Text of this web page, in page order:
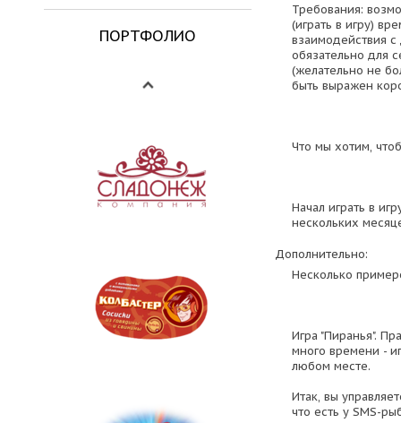
ПОРТФОЛИО
Требования:
(играть в игру)
взаимодействия
обязательно для
(желательно не
быть выражен
Что мы хотим,
Начал играть в
нескольких
Дополнительно:
Несколько
Игра "Пиранья".
много времени -
любом месте.
Итак, вы
что есть у SMS-